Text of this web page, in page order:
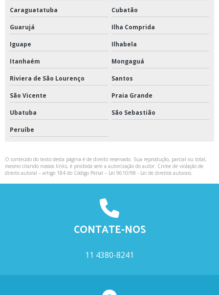
Caraguatatuba Cubatão
Guarujá Ilha Comprida
Iguape Ilhabela
Itanhaém Mongaguá
Riviera de São Lourenço Santos
São Vicente Praia Grande
Ubatuba São Sebastião
Peruíbe
O conteúdo do texto desta página é de direito reservado. Sua reprodução, parcial ou total,
mesmo citando nossos links, é proibida sem a autorização do autor. Crime de violação de
direito autoral – artigo 184 do Código Penal – Lei 9610/98 - Lei de direitos autorais.
CONTATE-NOS
11 4380-8241